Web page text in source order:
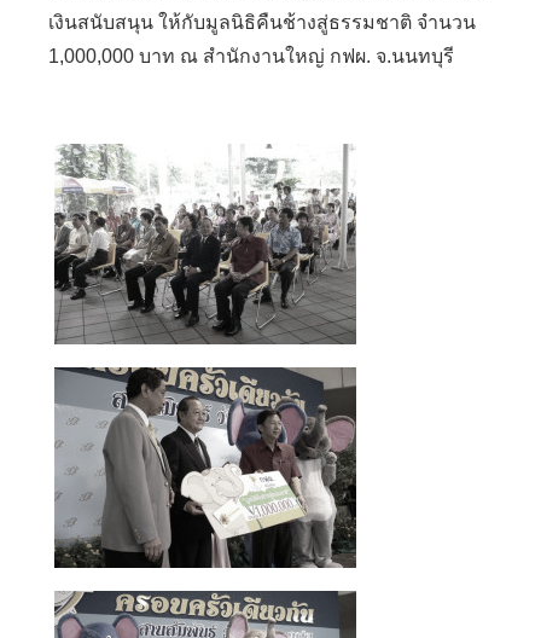
เงินสนับสนุน ให้กับมูลนิธิคืนช้างสู่ธรรมชาติ จำนวน
1,000,000 บาท ณ สำนักงานใหญ่ กฟผ. จ.นนทบุรี